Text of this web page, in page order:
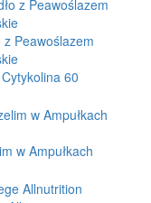
z Peawoślazem
Cytykolina 60
w Ampułkach